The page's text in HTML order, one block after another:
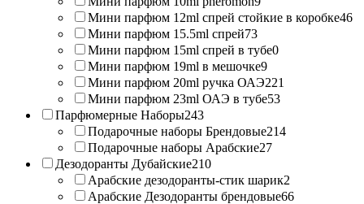
Мини парфюм 12ml спрей стойкие в коробке46
Мини парфюм 15.5ml спрей73
Мини парфюм 15ml спрей в тубе0
Мини парфюм 19ml в мешочке9
Мини парфюм 20ml ручка ОАЭ221
Мини парфюм 23ml ОАЭ в тубе53
Парфюмерные Наборы243
Подарочные наборы Брендовые214
Подарочные наборы Арабские27
Дезодоранты Дубайские210
Арабские дезодоранты-стик шарик2
Арабские Дезодоранты брендовые66